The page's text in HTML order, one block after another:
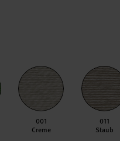
001
Creme
011
Staub